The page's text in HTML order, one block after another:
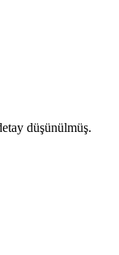
düşünülmüş.